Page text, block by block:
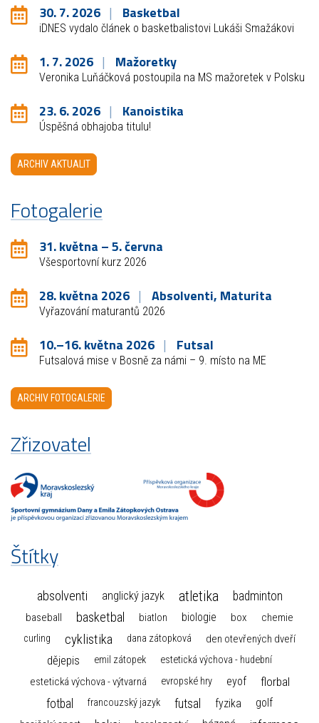
30. 7. 2026 Basketbal
iDNES vydalo článek o basketbalistovi Lukáši Smažákovi
1. 7. 2026 Mažoretky
Veronika Luňáčková postoupila na MS mažoretek v Polsku
23. 6. 2026 Kanoistika
Úspěšná obhajoba titulu!
ARCHIV AKTUALIT
Fotogalerie
31. května – 5. června
Všesportovní kurz 2026
28. května 2026 Absolventi, Maturita
Vyřazování maturantů 2026
10.–16. května 2026 Futsal
Futsalová mise v Bosně za námi – 9. místo na ME
ARCHIV FOTOGALERIE
Zřizovatel
Štítky
absolventi anglický jazyk atletika badminton
baseball basketbal biatlon biologie box chemie
curling cyklistika dana zátopková den otevřených dveří
dějepis emil zátopek estetická výchova - hudební
estetická výchova - výtvarná evropské hry eyof florbal
fotbal francouzský jazyk futsal fyzika golf